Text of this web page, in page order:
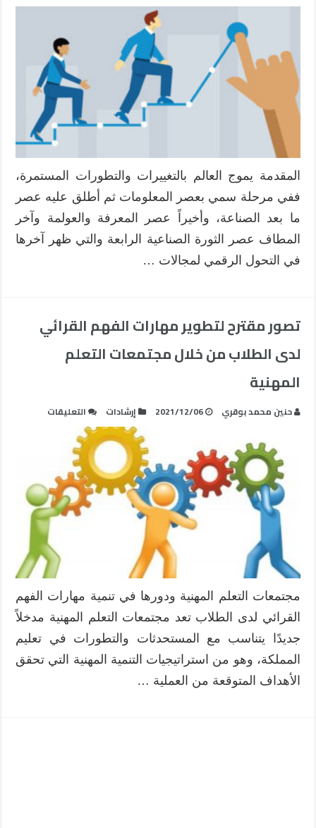
المقدمة يموج العالم بالتغييرات والتطورات المستمرة،
ففي مرحلة سمي بعصر المعلومات ثم أطلق عليه عصر
ما بعد الصناعة، وأخيراً عصر المعرفة والعولمة وآخر
المطاف عصر الثورة الصناعية الرابعة والتي ظهر آخرها
في التحول الرقمي لمجالات …
تصور مقترح لتطوير مهارات الفهم القرائي
لدى الطلاب من خلال مجتمعات التعلم
المهنية
حنين محمد بوقري 2021/12/06 إرشادات التعليقات
الفهم
القرائي
لدى
الطلاب
من
خلال
مجتمعات
التعلم
المهنية
مغلقة
مجتمعات التعلم المهنية ودورها في تنمية مهارات الفهم
القرائي لدى الطلاب تعد مجتمعات التعلم المهنية مدخلاً
جديدًا يتناسب مع المستحدثات والتطورات في تعليم
المملكة، وهو من استراتيجيات التنمية المهنية التي تحقق
الأهداف المتوقعة من العملية …